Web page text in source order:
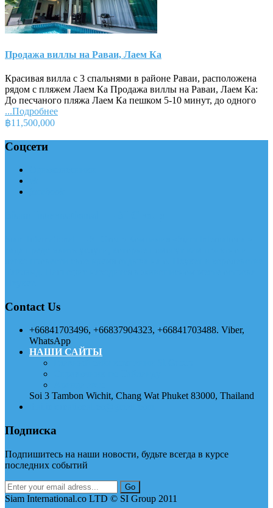
Продажа виллы на Раваи, Лаем Ка
Красивая вилла с 3 спальнями в районе Раваи, расположена
рядом с пляжем Лаем Ка Продажа виллы на Раваи, Лаем Ка:
До песчаного пляжа Лаем Ка пешком 5-10 минут, до одного
...Подробнее
฿11,500,000
Соцсети
Contact Us
+66841703496, +66837904323, +66841703488. Viber,
WhatsApp
НАШИ САЙТЫ
Soi 3 Tambon Wichit, Chang Wat Phuket 83000, Thailand
Подписка
Подпишитесь на наши новости, будьте всегда в курсе
последних событий
Siam International.co LTD © SI Group 2011